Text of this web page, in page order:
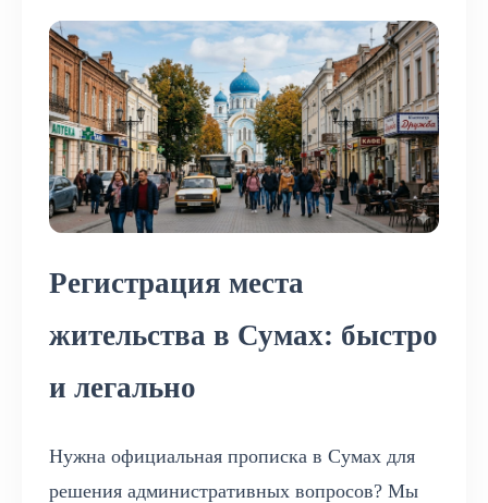
Регистрация места
жительства в Сумах: быстро
и легально
Нужна официальная прописка в Сумах для
решения административных вопросов? Мы